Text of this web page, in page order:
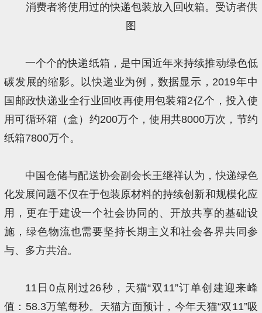
消费者将使用过的快递包装放入回收箱。受访者供
图
一个个的快递纸箱，是中国近年来持续推动绿色低
碳发展的缩影。以快递业为例，数据显示，2019年中
国邮政快递业全行业回收再使用包装箱2亿个，投入使
用可循环箱（盒）约200万个，使用共8000万次，节约
纸箱7800万个。
中国仓储与配送协会副会长王继祥认为，快递绿色
化发展问题不仅在于包装原材料的持续创新和规模化应
用，更在于建设一个社会协同的、开放共享的基础设
施，绿色物流也需要坚持长期主义和社会各界共同参
与、多方共治。
11日0点刚过26秒，天猫“双11”订单创建迎来峰
值：58.3万笔每秒。天猫方面预计，今年天猫“双11”吸